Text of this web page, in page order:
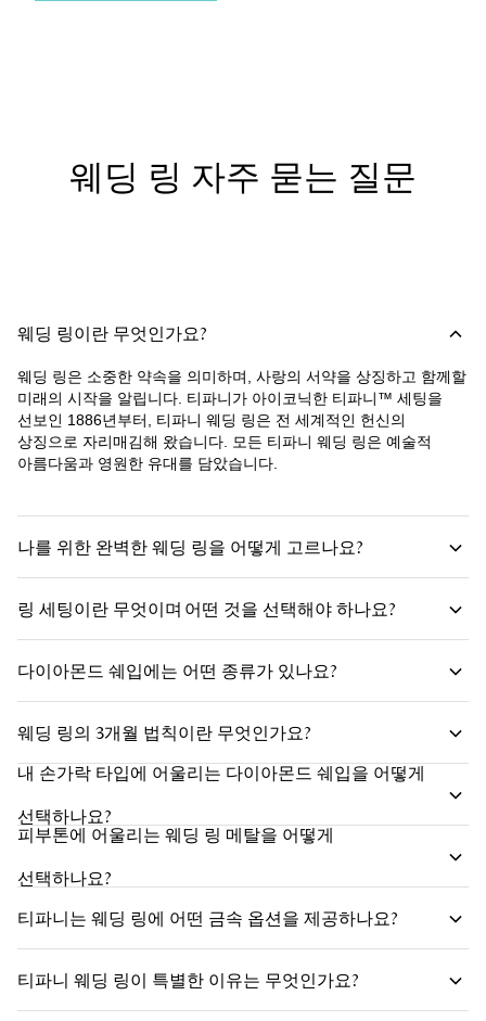
웨딩 링 자주 묻는 질문
웨딩 링이란 무엇인가요?
웨딩 링은 소중한 약속을 의미하며, 사랑의 서약을 상징하고 함께할
미래의 시작을 알립니다. 티파니가 아이코닉한 티파니™ 세팅을
선보인 1886년부터, 티파니 웨딩 링은 전 세계적인 헌신의
상징으로 자리매김해 왔습니다. 모든 티파니 웨딩 링은 예술적
아름다움과 영원한 유대를 담았습니다.
나를 위한 완벽한 웨딩 링을 어떻게 고르나요?
링 세팅이란 무엇이며 어떤 것을 선택해야 하나요?
유명한 세팅
다이아몬드 쉐입에는 어떤 종류가 있나요?
웨딩 링의 3개월 법칙이란 무엇인가요?
내 손가락 타입에 어울리는 다이아몬드 쉐입을 어떻게
선택하나요?
티파니 다이아몬드 쉐입을 살펴보고
피부톤에 어울리는 웨딩 링 메탈을 어떻게
선택하나요?
티파니는 웨딩 링에 어떤 금속 옵션을 제공하나요?
티파니 웨딩 링이 특별한 이유는 무엇인가요?